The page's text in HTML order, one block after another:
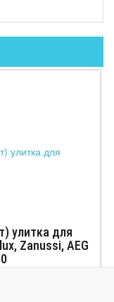
улитка для
Zanussi, AEG